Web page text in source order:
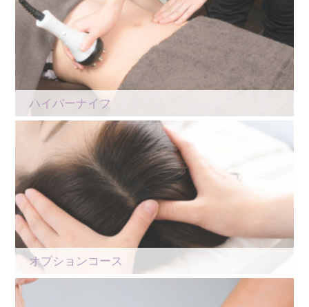
ハイパーナイフ
オプションコース